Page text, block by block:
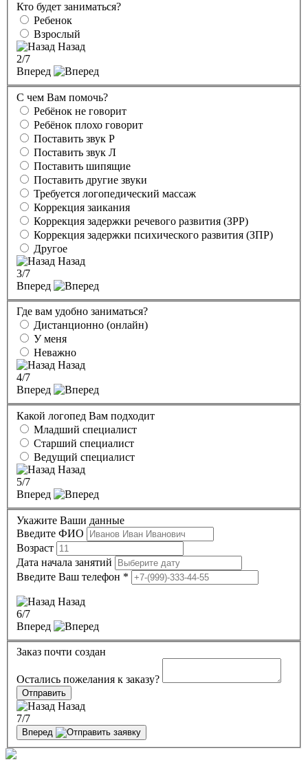
Кто будет заниматься?
Ребенок
Взрослый
Назад
2/7
Вперед
С чем Вам помочь?
Ребёнок не говорит
Ребёнок плохо говорит
Поставить звук Р
Поставить звук Л
Поставить шипящие
Поставить другие звуки
Требуется логопедический массаж
Коррекция заикания
Коррекция задержки речевого развития (ЗРР)
Коррекция задержки психического развития (ЗПР)
Другое
Назад
3/7
Вперед
Где вам удобно заниматься?
Дистанционно (онлайн)
У меня
Неважно
Назад
4/7
Вперед
Какой логопед Вам подходит
Младший специалист
Старший специалист
Ведущий специалист
Назад
5/7
Вперед
Укажите Ваши данные
Введите ФИО
Возраст
Дата начала занятий
Введите Ваш телефон *
Назад
6/7
Вперед
Заказ почти создан
Остались пожелания к заказу?
Отправить
Назад
7/7
Вперед